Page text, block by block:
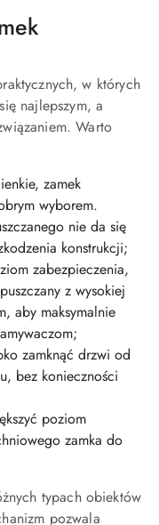
w których
najlepszym, a
Warto
zamek
wyborem.
nie da się
konstrukcji;
zabezpieczenia,
z wysokiej
aby maksymalnie
zamknąć drzwi od
bez konieczności
poziom
zamka do
typach obiektów
pozwala